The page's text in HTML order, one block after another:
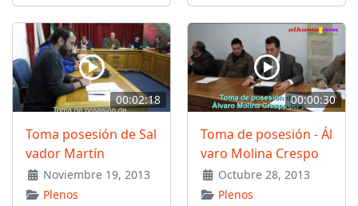
00:02:18
Toma posesión de Sal
vador Martín
Noviembre 19, 2013
Plenos
00:00:30
Toma de posesión - Ál
varo Molina Crespo
Octubre 28, 2013
Plenos